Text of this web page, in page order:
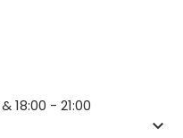
18:00 - 21:00
keyboard_arrow_down